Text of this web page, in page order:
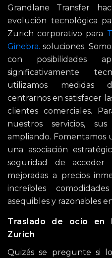
Grandlane Transfer
evolución tecnológica
Zurich corporativo para
Ginebra. soluciones.
con posibilidades
significativamente
utilizamos medidas
centrarnos en satisfacer
clientes comerciales.
nuestros servicios,
ampliando. Fomentamos
una asociación
seguridad de acceder
mejoradas a precios
increíbles
asequibles y razonables
Traslado de ocio en
Zurich
Quizás se pregunte si